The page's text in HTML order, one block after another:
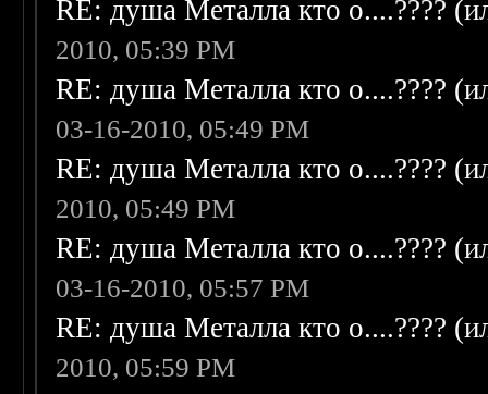
RE: душа Металла кто о....????
2010, 05:39 PM
RE: душа Металла кто о....????
03-16-2010, 05:49 PM
RE: душа Металла кто о....????
2010, 05:49 PM
RE: душа Металла кто о....????
03-16-2010, 05:57 PM
RE: душа Металла кто о....????
2010, 05:59 PM